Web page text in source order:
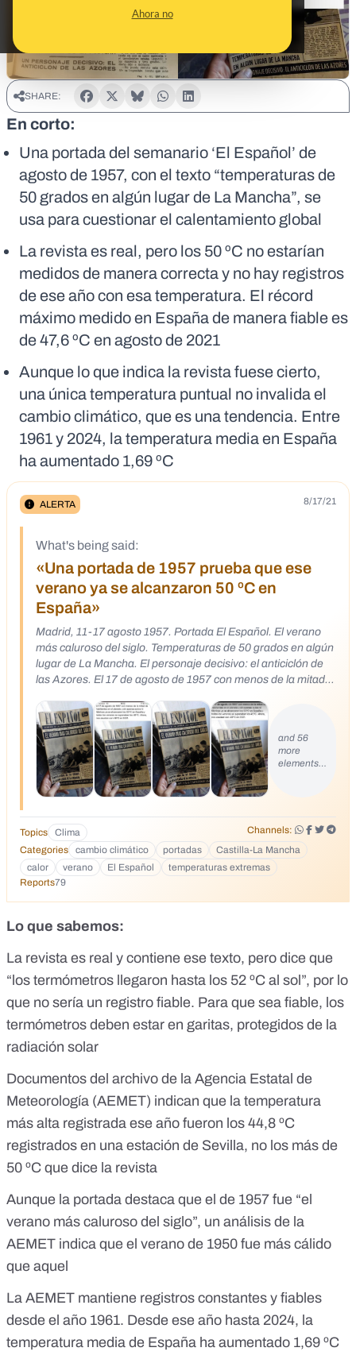
Ahora no
SHARE:
En corto:
Una portada del semanario ‘El Español’ de
agosto de 1957, con el texto “temperaturas de
50 grados en algún lugar de La Mancha”, se
usa para cuestionar el calentamiento global
La revista es real, pero los 50 ºC no estarían
medidos de manera correcta y no hay registros
de ese año con esa temperatura. El récord
máximo medido en España de manera fiable es
de 47,6 ºC en agosto de 2021
Aunque lo que indica la revista fuese cierto,
una única temperatura puntual no invalida el
cambio climático, que es una tendencia. Entre
1961 y 2024, la temperatura media en España
ha aumentado 1,69 ºC
ALERTA 8/17/21
What's being said:
«Una portada de 1957 prueba que ese
verano ya se alcanzaron 50 ºC en
España»
Madrid, 11-17 agosto 1957. Portada El Español. El verano
más caluroso del siglo. Temperaturas de 50 grados en algún
lugar de La Mancha. El personaje decisivo: el anticiclón de
las Azores. El 17 de agosto de 1957 con menos de la mitad
se alcanzaron los 50 ºC en España y todos los veranos se
superaban los 45 ºC. Ahora, nos asustan con 46 ºC en 2021.
El 17 de agosto de 1957 se alcanzaron en España
temperaturas de 50 grados, con la mitad de la población
actual y apenas coches y vehículos. Pero ahora alcanzamos
los 40 grados por causa del cambio climático...
and 56
more
elements…
Topics Clima
Channels:
Categories
cambio climático portadas
Castilla-La Mancha
calor
verano El Español
temperaturas extremas
Reports79
Lo que sabemos:
La revista es real y contiene ese texto, pero dice que
“los termómetros llegaron hasta los 52 ºC al sol”, por lo
que no sería un registro fiable. Para que sea fiable, los
termómetros deben estar en garitas, protegidos de la
radiación solar
Documentos del archivo de la Agencia Estatal de
Meteorología (AEMET) indican que la temperatura
más alta registrada ese año fueron los 44,8 ºC
registrados en una estación de Sevilla, no los más de
50 ºC que dice la revista
Aunque la portada destaca que el de 1957 fue “el
verano más caluroso del siglo”, un análisis de la
AEMET indica que el verano de 1950 fue más cálido
que aquel
La AEMET mantiene registros constantes y fiables
desde el año 1961. Desde ese año hasta 2024, la
temperatura media de España ha aumentado 1,69 ºC